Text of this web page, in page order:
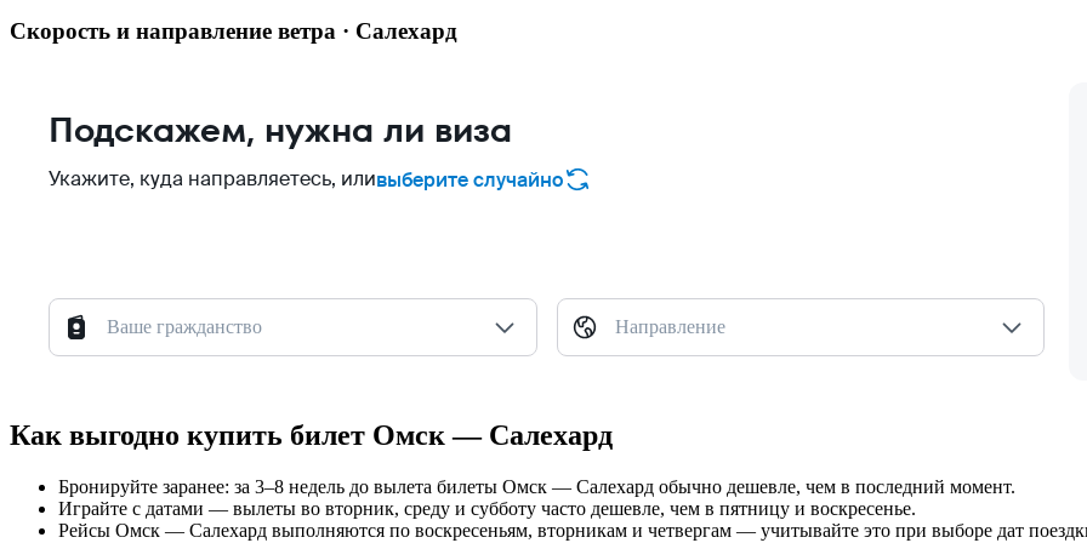
Скорость и направление ветра · Салехард
Подскажем, нужна ли виза
Укажите, куда направляетесь, иливыберите случайно
Ваше гражданство Направление
Как выгодно купить билет Омск — Салехард
Бронируйте заранее: за 3–8 недель до вылета билеты Омск — Салехард обычно дешевле, чем в последний момент.
Играйте с датами — вылеты во вторник, среду и субботу часто дешевле, чем в пятницу и воскресенье.
Рейсы Омск — Салехард выполняются по воскресеньям, вторникам и четвергам — учитывайте это при выборе дат